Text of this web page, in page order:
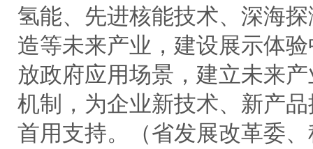
氢能、先进核能技术、深海
造等未来产业，建设展示体
放政府应用场景，建立未来
机制，为企业新技术、新产
首用支持。（省发展改革委